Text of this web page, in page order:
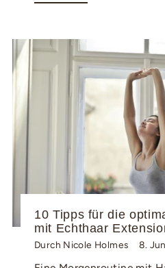
10 Tipps für die
mit Echthaar
Durch Nicole Holmes 8.